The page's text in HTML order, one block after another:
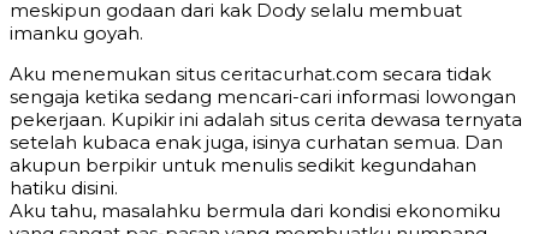
meskipun godaan dari kak Dody selalu membuat
imanku goyah.
Aku menemukan situs ceritacurhat.com secara tidak
sengaja ketika sedang mencari-cari informasi lowongan
pekerjaan. Kupikir ini adalah situs cerita dewasa ternyata
setelah kubaca enak juga, isinya curhatan semua. Dan
akupun berpikir untuk menulis sedikit kegundahan
hatiku disini.
Aku tahu, masalahku bermula dari kondisi ekonomiku